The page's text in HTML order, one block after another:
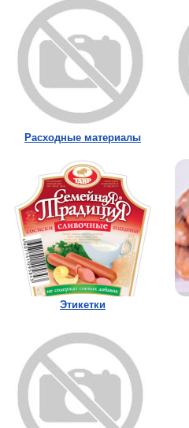
Расходные материалы
Этикетки